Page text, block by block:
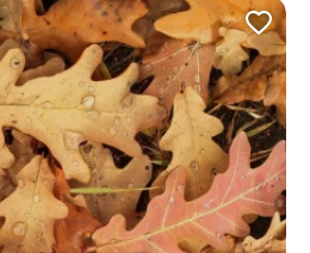
galerie photo